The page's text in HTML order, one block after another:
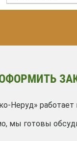
Неруд» работает
мы готовы